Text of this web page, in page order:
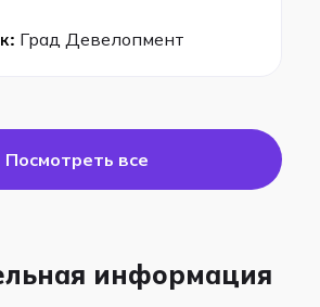
Град Девелопмент
Посмотреть все
информация